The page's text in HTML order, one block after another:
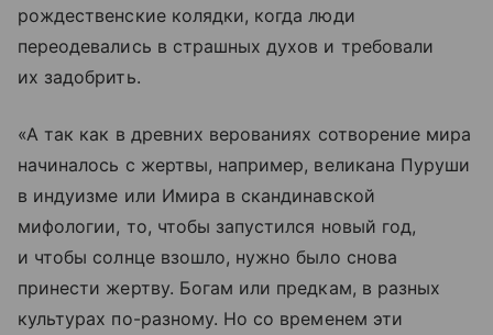
рождественские колядки, когда люди
переодевались в страшных духов и требовали
их задобрить.
«А так как в древних верованиях сотворение мира
начиналось с жертвы, например, великана Пуруши
в индуизме или Имира в скандинавской
мифологии, то, чтобы запустился новый год,
и чтобы солнце взошло, нужно было снова
принести жертву. Богам или предкам, в разных
культурах по-разному. Но со временем эти